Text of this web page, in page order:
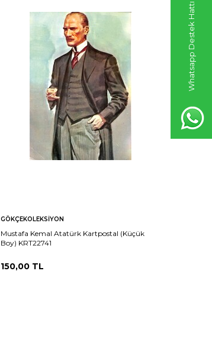
Whatsapp Destek Hattı
GÖKÇEKOLEKSIYON
Mustafa Kemal Atatürk Kartpostal (Küçük
Boy) KRT22741
150,00 TL